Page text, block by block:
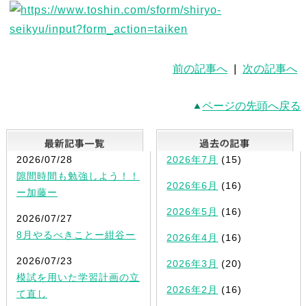
前の記事へ 次の記事へ
ページの先頭へ戻る
最新記事一覧
2026/07/28
隙間時間も勉強しよう！！
ー加藤ー
2026/07/27
8月やるべきことー紺谷ー
2026/07/23
模試を用いた学習計画の立
て直し
2026年7月 (15)
2026年6月 (16)
2026年5月 (16)
2026年4月 (16)
2026年3月 (20)
2026年2月 (16)